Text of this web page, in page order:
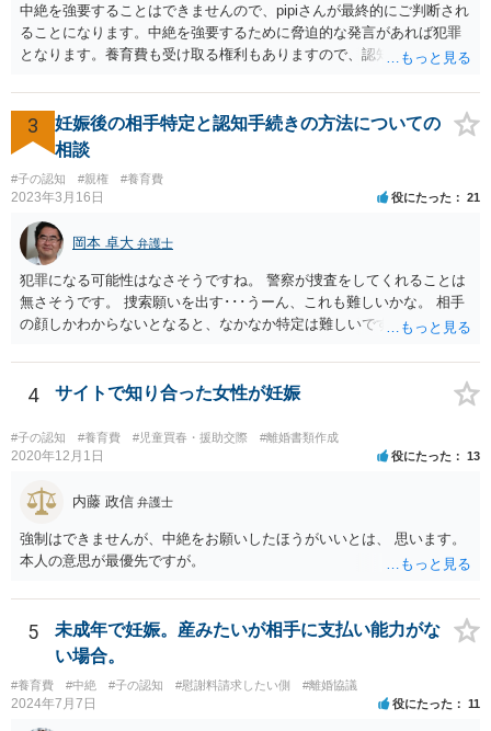
中絶を強要することはできませんので、pipiさんが最終的にご判断され
ることになります。中絶を強要するために脅迫的な発言があれば犯罪
となります。養育費も受け取る権利もありますので、認知等につきお
勧めします。
3
妊娠後の相手特定と認知手続きの方法についての
相談
#子の認知 #親権 #養育費
2023年3月16日 役にたった 21
岡本 卓大 弁護士
犯罪になる可能性はなさそうですね。 警察が捜査をしてくれることは
無さそうです。 捜索願いを出す･･･うーん、これも難しいかな。 相手
の顔しかわからないとなると、なかなか特定は難しいですね。 お役に
4 サイトで知り合った女性が妊娠
#子の認知 #養育費 #児童買春・援助交際 #離婚書類作成
2020年12月1日 役にたった 13
内藤 政信 弁護士
強制はできませんが、中絶をお願いしたほうがいいとは、 思います。
本人の意思が最優先ですが。
5
未成年で妊娠。産みたいが相手に支払い能力がな
い場合。
#養育費 #中絶 #子の認知 #慰謝料請求したい側 #離婚協議
2024年7月7日 役にたった 11